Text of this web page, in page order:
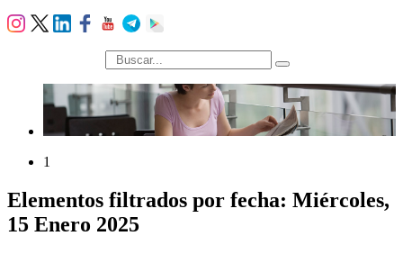
búsqueda
1
Elementos filtrados por fecha: Miércoles,
15 Enero 2025